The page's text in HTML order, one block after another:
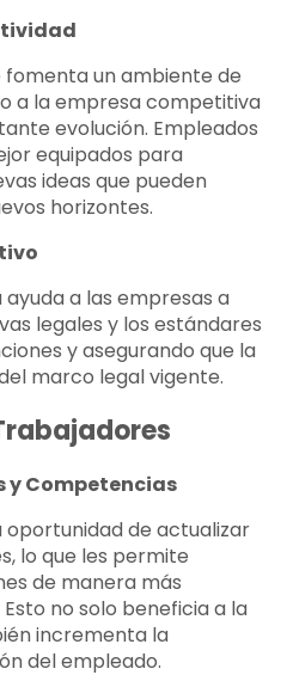
un ambiente de
a la empresa competitiva
evolución. Empleados
equipados para
ideas que pueden
horizontes.
a las empresas a
legales y los estándares
y asegurando que la
marco legal vigente.
y Competencias
oportunidad de actualizar
lo que les permite
de manera más
no solo beneficia a la
incrementa la
del empleado.